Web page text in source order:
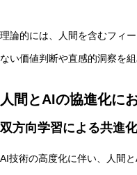
理論的には、人間を含むフィ
ない価値判断や直感的洞察を
人間とAIの協進化に
双方向学習による共進化
AI技術の高度化に伴い、人間